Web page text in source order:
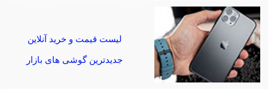
لیست قیمت و خرید آنلاین
جدیدترین گوشی های بازار